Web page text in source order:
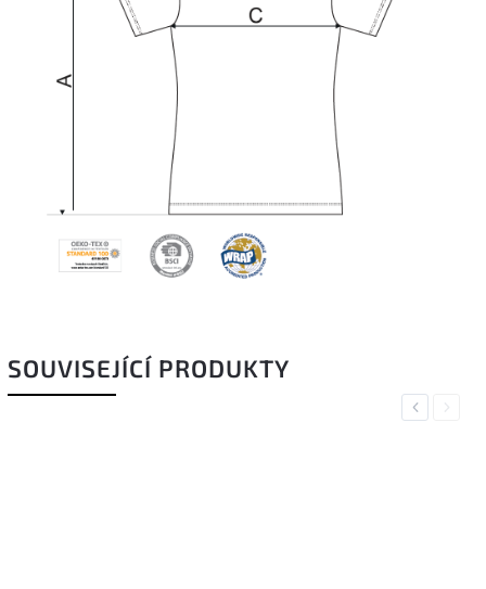
SOUVISEJÍCÍ PRODUKTY
PreviousNext